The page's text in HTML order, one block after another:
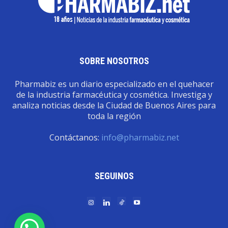
SOBRE NOSOTROS
Pharmabiz es un diario especializado en el quehacer
de la industria farmacéutica y cosmética. Investiga y
analiza noticias desde la Ciudad de Buenos Aires para
toda la región
Contáctanos: info@pharmabiz.net
SEGUINOS